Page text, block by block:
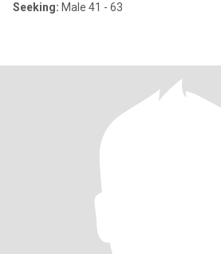
Seeking: Male 41 - 63